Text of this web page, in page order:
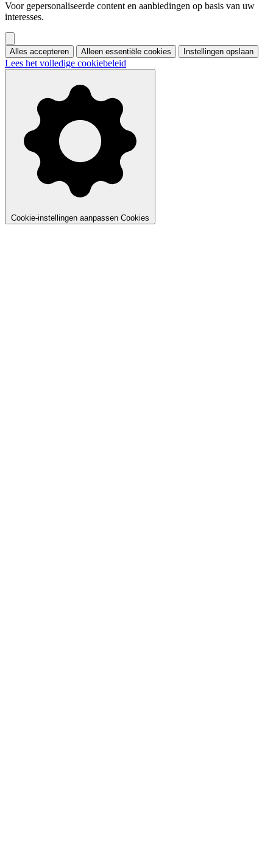
Voor gepersonaliseerde content en aanbiedingen op basis van uw
interesses.
Alles accepteren Alleen essentiële cookies Instellingen opslaan
Lees het volledige cookiebeleid
Cookie-instellingen aanpassen Cookies